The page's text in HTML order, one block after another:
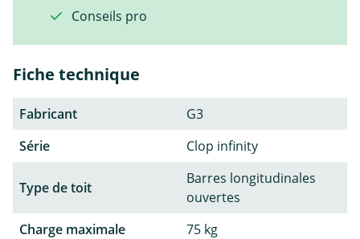
Conseils pro
Fiche technique
Fabricant
G3
Série
Clop infinity
Type de toit
Barres longitudinales
ouvertes
Charge maximale
75 kg